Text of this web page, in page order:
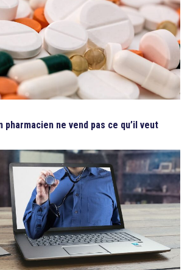
pharmacien ne vend pas ce qu’il veut